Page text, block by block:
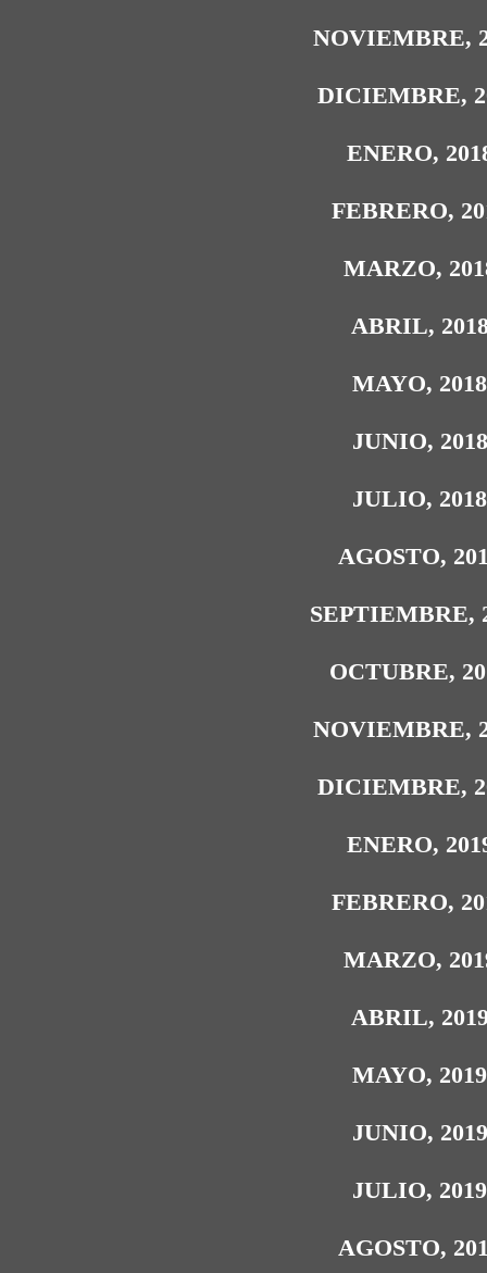
NOVIEMBRE,
DICIEMBRE,
ENERO,
FEBRERO,
MARZO,
ABRIL,
MAYO, 2018
JUNIO, 2018
JULIO, 2018
AGOSTO,
SEPTIEMBRE,
OCTUBRE,
NOVIEMBRE,
DICIEMBRE,
ENERO,
FEBRERO,
MARZO,
ABRIL,
MAYO, 2019
JUNIO, 2019
JULIO, 2019
AGOSTO,